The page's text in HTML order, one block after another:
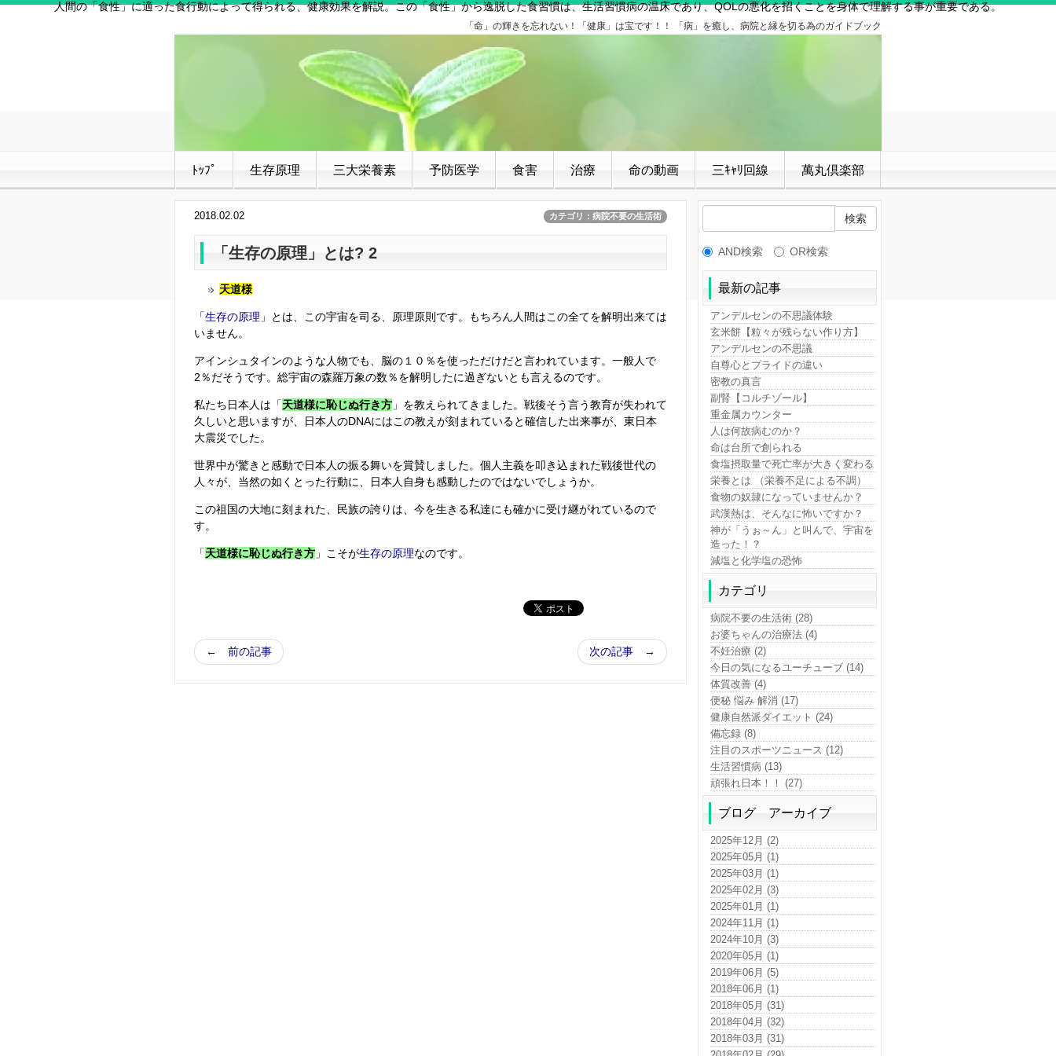
人間の「食性」に適った食行動によって得られる、健康効果を解説。この「食性」から逸脱した食習慣は、生活習慣病の温床であり、QOLの悪化を招くことを身体で理解する事が重要である。
「命」の輝きを忘れない！「健康」は宝です！！ 「病」を癒し、病院と縁を切る為のガイドブック
ﾄｯﾌﾟ 生存原理 三大栄養素 予防医学 食害 治療 命の動画 三ｷｬﾘ回線 萬丸倶楽部
2018.02.02 カテゴリ：病院不要の生活術
「生存の原理」とは? 2
天道様
「生存の原理 」とは、この宇宙を司る、原理原則です。もちろん人間はこの全てを解明出来ては
いません。
アインシュタインのような人物でも、脳の１０％を使っただけだと言われています。一般人で
2％だそうです。総宇宙の森羅万象の数％を解明したに過ぎないとも言えるのです。
私たち日本人は「天道様に恥じぬ行き方 」を教えられてきました。戦後そう言う教育が失われて
久しいと思いますが、日本人のDNAにはこの教えが刻まれていると確信した出来事が、東日本
大震災でした。
世界中が驚きと感動で日本人の振る舞いを賞賛しました。個人主義を叩き込まれた戦後世代の
人々が、当然の如くとった行動に、日本人自身も感動したのではないでしょうか。
この祖国の大地に刻まれた、民族の誇りは、今を生きる私達にも確かに受け継がれているので
す。
「天道様に恥じぬ行き方 」こそが生存の原理なのです。
次の記事 →
← 前の記事
AND検索 OR検索
最新の記事
アンデルセンの不思議体験
玄米餅【粒々が残らない作り方】
アンデルセンの不思議
自尊心とプライドの違い
密教の真言
副腎【コルチゾール】
重金属カウンター
人は何故病むのか？
命は台所で創られる
食塩摂取量で死亡率が大きく変わる
栄養とは （栄養不足による不調）
食物の奴隷になっていませんか？
武漢熱は、そんなに怖いですか？
神が「うぉ～ん」と叫んで、宇宙を
造った！？
減塩と化学塩の恐怖
カテゴリ
病院不要の生活術 (28)
お婆ちゃんの治療法 (4)
不妊治療 (2)
今日の気になるユーチューブ (14)
体質改善 (4)
便秘 悩み 解消 (17)
健康自然派ダイエット (24)
備忘録 (8)
注目のスポーツニュース (12)
生活習慣病 (13)
頑張れ日本！！ (27)
ブログ アーカイブ
2025年12月 (2)
2025年05月 (1)
2025年03月 (1)
2025年02月 (3)
2025年01月 (1)
2024年11月 (1)
2024年10月 (3)
2020年05月 (1)
2019年06月 (5)
2018年06月 (1)
2018年05月 (31)
2018年04月 (32)
2018年03月 (31)